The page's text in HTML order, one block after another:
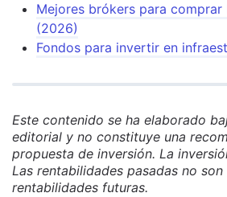
Mejores brókers para comprar
(2026)
Fondos para invertir en
Este contenido se ha elaborado
editorial y no constituye una
propuesta de inversión. La
Las rentabilidades pasadas no
rentabilidades futuras.